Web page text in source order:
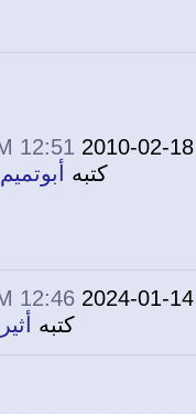
2010-02-18
12:51 AM
كتبه
أبوتميم
2024-01-14
12:46 PM
كتبه
أثير